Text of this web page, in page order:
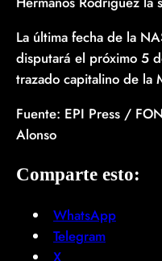
La última fecha de la
disputará el próximo 5
trazado capitalino de la
Fuente: EPI Press /
Alonso
Comparte esto:
WhatsApp
Telegram
X